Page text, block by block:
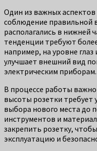
Один из важных
соблюдение правильной
располагались в нижней
тенденции требуют
например, на уровне
улучшает внешний вид
электрическим приборам.
В процессе работы
высоты розетки требует
выбора нового места до
инструментов и
закрепить розетку,
эксплуатацию и